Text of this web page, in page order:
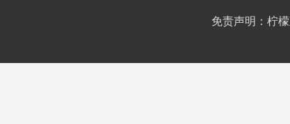
免责声明：柠